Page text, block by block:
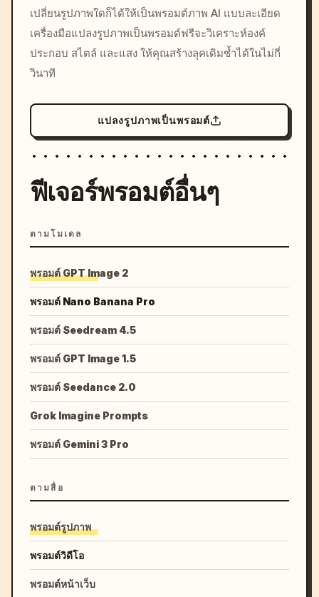
c, cyberpunk sunset, neon
colors, 8k --v 6.0
เปลี่ยนรูปภาพใดก็ได้ให้เป็นพรอมต์ภาพ AI แบบละเอียด
เครื่องมือแปลงรูปภาพเป็นพรอมต์ฟรีจะวิเคราะห์องค์
ประกอบ สไตล์ และแสง ให้คุณสร้างลุคเดิมซ้ำได้ในไม่กี่
วินาที
แปลงรูปภาพเป็นพรอมต์
ฟีเจอร์พรอมต์อื่นๆ
ตามโมเดล
พรอมต์ GPT Image 2
พรอมต์ Nano Banana Pro
พรอมต์ Seedream 4.5
พรอมต์ GPT Image 1.5
พรอมต์ Seedance 2.0
Grok Imagine Prompts
พรอมต์ Gemini 3 Pro
ตามสื่อ
พรอมต์รูปภาพ
พรอมต์วิดีโอ
พรอมต์หน้าเว็บ